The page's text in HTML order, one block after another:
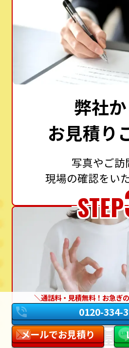
弊社
お見積り
写真やご訪
現場の確認をいた
STEP
設置基
通話料・見積無料！お急ぎ
0120-334-
メールでお見積り